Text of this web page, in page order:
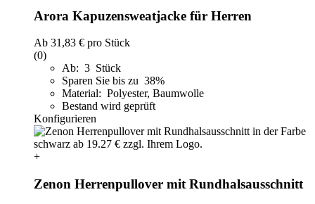
Arora Kapuzensweatjacke für Herren
Ab 31,83 € pro Stück
(0)
Ab: 3 Stück
Sparen Sie bis zu 38%
Material: Polyester, Baumwolle
Bestand wird geprüft
Konfigurieren
+
Zenon Herrenpullover mit Rundhalsausschnitt